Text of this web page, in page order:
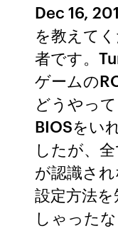
Dec 16,
を教えて
者です。
ゲームの
どうやっ
BIOSをい
したが、
が認識さ
設定方法
しゃった